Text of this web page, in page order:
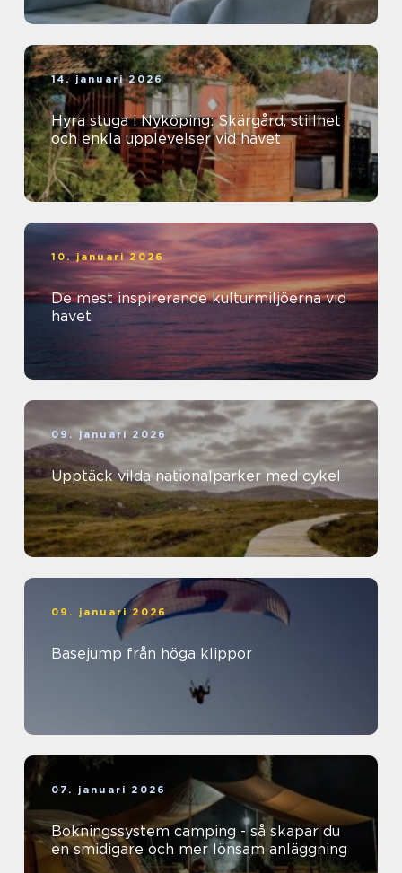
14. januari 2026
Hyra stuga i Nyköping: Skärgård, stillhet
och enkla upplevelser vid havet
10. januari 2026
De mest inspirerande kulturmiljöerna vid
havet
09. januari 2026
Upptäck vilda nationalparker med cykel
09. januari 2026
Basejump från höga klippor
07. januari 2026
Bokningssystem camping - så skapar du
en smidigare och mer lönsam anläggning